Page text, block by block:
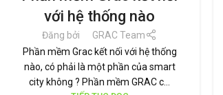
VỮNG
TIN TỨC
với hệ thống nào
Đăng bởi
GRAC Team
Phần mềm Grac kết nối với hệ thống
nào, có phải là một phần của smart
city không ? Phần mềm GRAC c...